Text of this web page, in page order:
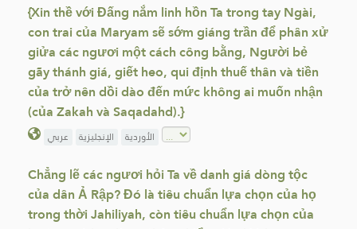
{Xin thề với Đấng nắm linh hồn Ta trong tay Ngài,
con trai của Maryam sẽ sớm giáng trần để phân xử
giửa các ngươi một cách công bằng, Người bẻ
gãy thánh giá, giết heo, qui định thuế thân và tiền
của trở nên dồi dào đến mức không ai muốn nhận
(của Zakah và Saqadahd).}
عربي الإنجليزية الأوردية
Chẳng lẽ các ngươi hỏi Ta về danh giá dòng tộc
của dân Ả Rập? Đó là tiêu chuẩn lựa chọn của họ
trong thời Jahiliyah, còn tiêu chuẩn lựa chọn của